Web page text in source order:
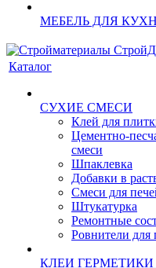
МЕБЕЛЬ ДЛЯ
Каталог
СУХИЕ СМЕСИ
Клей для
Цементно-
смеси
Шпаклевка
Добавки в
Смеси для
Штукатурка
Ремонтные
Ровнители для
КЛЕИ